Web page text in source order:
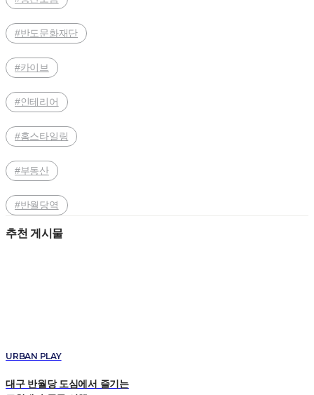
#반도문화재단
#카이브
#인테리어
#홈스타일링
#부동산
#반월당역
추천 게시물
URBAN PLAY
대구 반월당 도심에서 즐기는